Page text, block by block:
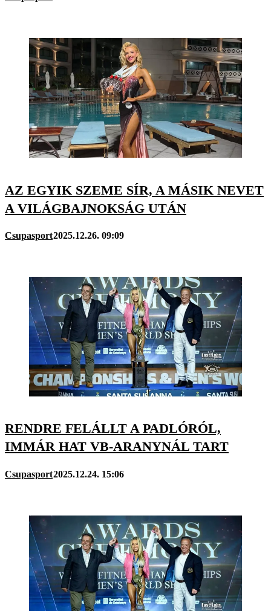
AZ EGYIK SZEME SÍR, A MÁSIK NEVET
A VILÁGBAJNOKSÁG UTÁN
Csupasport2025.12.26. 09:09
RENDRE FELÁLLT A PADLÓRÓL,
IMMÁR HAT VB-ARANYNÁL TART
Csupasport2025.12.24. 15:06